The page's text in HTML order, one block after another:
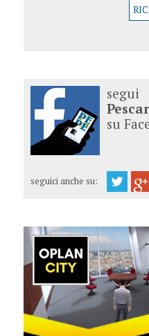
segui
su
seguici anche su: